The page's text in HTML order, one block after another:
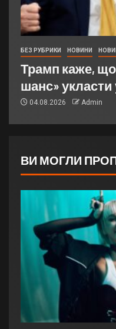
БЕЗ РУБРИКИ НОВИНИ
Трамп каже, що
шанс» укласти
04.08.2026 Admin
ВИ МОГЛИ